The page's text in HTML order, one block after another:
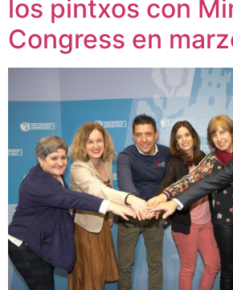
los pintxos con
Congress en